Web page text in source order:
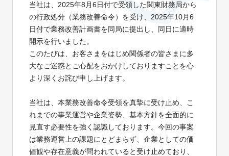
当社は、2025年8月6日付で受領した関東財務局から
の行政処分（業務改善命令）を受け、2025年10月6
日付で業務改善計画書を同局に提出し、同日に適時
開示を行いました。
このたびは、お客さまをはじめ関係者の皆さまに多
大なご迷惑とご心配をおかけしておりますことを心
より深くお詫び申し上げます。
当社は、本業務改善命令受領を真摯に受け止め、こ
れまでの事業運営や企業姿勢、基本方針を全面的に
見直す必要性を強く認識しております。今回の事案
は業務運営上の課題にとどまらず、企業としての価
値観や存在意義が問われていると受け止めており、